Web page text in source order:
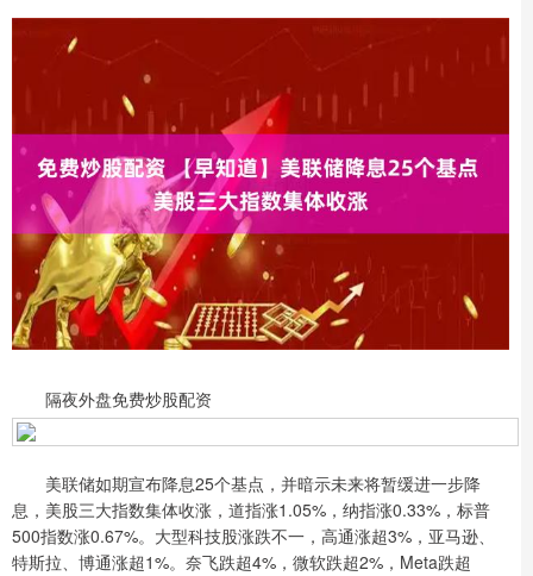
隔夜外盘免费炒股配资
美联储如期宣布降息25个基点，并暗示未来将暂缓进一步降
息，美股三大指数集体收涨，道指涨1.05%，纳指涨0.33%，标普
500指数涨0.67%。大型科技股涨跌不一，高通涨超3%，亚马逊、
特斯拉、博通涨超1%。奈飞跌超4%，微软跌超2%，Meta跌超